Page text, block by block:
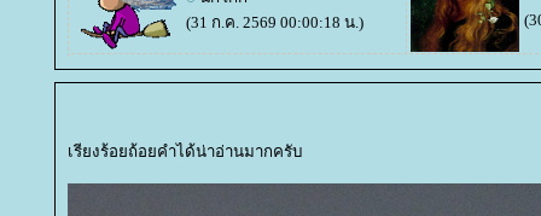
(31 ก.ค. 2569 00:00:18 น.)
เรียงร้อยถ้อยคำได้น่าอ่านมากครับ